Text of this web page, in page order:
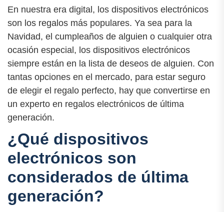
En nuestra era digital, los dispositivos electrónicos
son los regalos más populares. Ya sea para la
Navidad, el cumpleaños de alguien o cualquier otra
ocasión especial, los dispositivos electrónicos
siempre están en la lista de deseos de alguien. Con
tantas opciones en el mercado, para estar seguro
de elegir el regalo perfecto, hay que convertirse en
un experto en regalos electrónicos de última
generación.
¿Qué dispositivos
electrónicos son
considerados de última
generación?